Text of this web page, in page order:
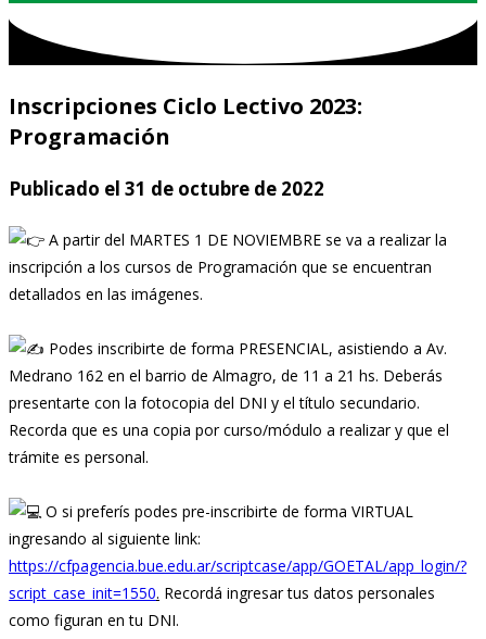
Inscripciones Ciclo Lectivo 2023:
Programación
Publicado el 31 de octubre de 2022
A partir del MARTES 1 DE NOVIEMBRE se va a realizar la
inscripción a los cursos de Programación que se encuentran
detallados en las imágenes.⁣⁣⁣⁣⁣⁣⁣⁣
Podes inscribirte de forma PRESENCIAL, asistiendo a Av.
Medrano 162 en el barrio de Almagro, de 11 a 21 hs. Deberás
presentarte con la fotocopia del DNI y el título secundario.
Recorda que es una copia por curso/módulo a realizar y que el
trámite es personal.⁣⁣⁣⁣⁣
O si preferís podes pre-inscribirte de forma VIRTUAL
ingresando al siguiente link:
https://cfpagencia.bue.edu.ar/scriptcase/app/GOETAL/app_login/?
script_case_init=1550. Recordá ingresar tus datos personales
como figuran en tu DNI.⁣⁣⁣⁣⁣⁣